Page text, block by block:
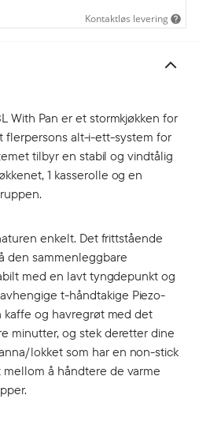
Kontaktløs levering
With Pan er et stormkjøkken for
flerpersons alt-i-ett-system for
tilbyr en stabil og vindtålig
1 kasserolle og en
enkelt. Det frittstående
den sammenleggbare
med en lavt tyngdepunkt og
t-håndtakige Piezo-
kaffe og havregrøt med det
minutter, og stek deretter dine
lokket som har en non-stick
å håndtere de varme